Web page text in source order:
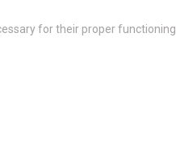
for their proper functioning.